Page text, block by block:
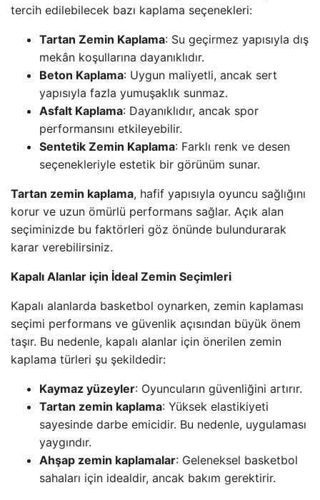
tercih edilebilecek bazı kaplama seçenekleri:
Tartan Zemin Kaplama: Su geçirmez yapısıyla dış
mekân koşullarına dayanıklıdır.
Beton Kaplama: Uygun maliyetli, ancak sert
yapısıyla fazla yumuşaklık sunmaz.
Asfalt Kaplama: Dayanıklıdır, ancak spor
performansını etkileyebilir.
Sentetik Zemin Kaplama: Farklı renk ve desen
seçenekleriyle estetik bir görünüm sunar.
Tartan zemin kaplama, hafif yapısıyla oyuncu sağlığını
korur ve uzun ömürlü performans sağlar. Açık alan
seçiminizde bu faktörleri göz önünde bulundurarak
karar verebilirsiniz.
Kapalı Alanlar için İdeal Zemin Seçimleri
Kapalı alanlarda basketbol oynarken, zemin kaplaması
seçimi performans ve güvenlik açısından büyük önem
taşır. Bu nedenle, kapalı alanlar için önerilen zemin
kaplama türleri şu şekildedir:
Kaymaz yüzeyler: Oyuncuların güvenliğini artırır.
Tartan zemin kaplama: Yüksek elastikiyeti
sayesinde darbe emicidir. Bu nedenle, uygulaması
yaygındır.
Ahşap zemin kaplamalar: Geleneksel basketbol
sahaları için idealdir, ancak bakım gerektirir.